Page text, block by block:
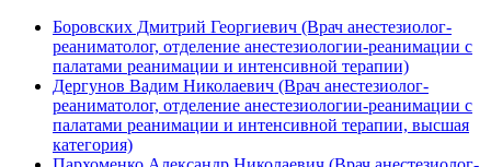
Боровских Дмитрий Георгиевич (Врач анестезиолог-
реаниматолог, отделение анестезиологии-реанимации с
палатами реанимации и интенсивной терапии)
Дергунов Вадим Николаевич (Врач анестезиолог-
реаниматолог, отделение анестезиологии-реанимации с
палатами реанимации и интенсивной терапии, высшая
категория)